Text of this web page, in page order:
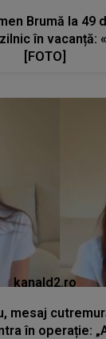
Brumă la 49
în vacanță:
[FOTO]
kanald2.ro
mesaj
în operație: